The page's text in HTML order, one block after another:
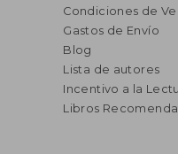
Condiciones de
Gastos de Envío
Blog
Lista de autores
Incentivo a la
Libros